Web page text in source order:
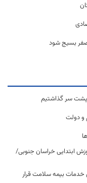
صفر بسیج شود
پشت سر گذاشتیم
و دولت
ابتدایی خراسان جنوبی/
خدمات بیمه سلامت قرار